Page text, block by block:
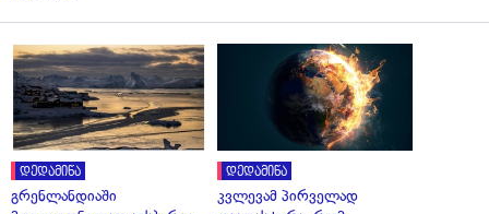
დედამიწა
გრენლანდიაში
დედამიწა
კვლევამ პირველად